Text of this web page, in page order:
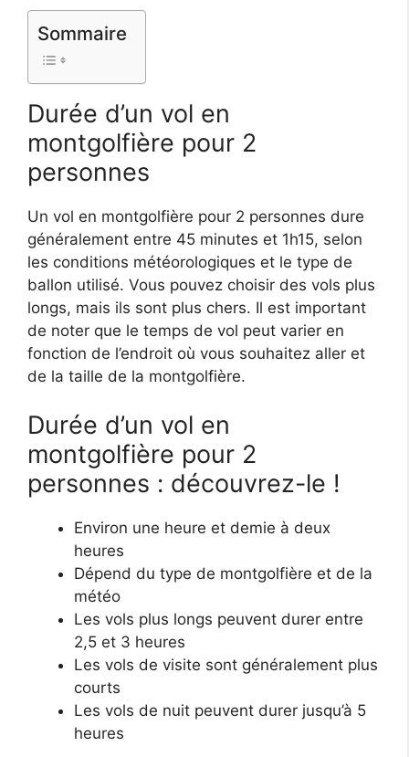
Sommaire
Durée d’un vol en
montgolfière pour 2
personnes
Un vol en montgolfière pour 2 personnes dure
généralement entre 45 minutes et 1h15, selon
les conditions météorologiques et le type de
ballon utilisé. Vous pouvez choisir des vols plus
longs, mais ils sont plus chers. Il est important
de noter que le temps de vol peut varier en
fonction de l’endroit où vous souhaitez aller et
de la taille de la montgolfière.
Durée d’un vol en
montgolfière pour 2
personnes : découvrez-le !
Environ une heure et demie à deux
heures
Dépend du type de montgolfière et de la
météo
Les vols plus longs peuvent durer entre
2,5 et 3 heures
Les vols de visite sont généralement plus
courts
Les vols de nuit peuvent durer jusqu’à 5
heures